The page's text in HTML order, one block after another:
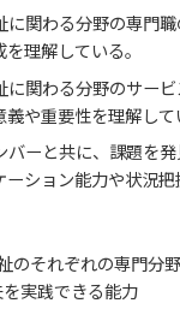
・ポリシー（
ム・ポリシー（
・医療福祉・医
養）
ポリシー（2020
ポリシー（2016
ポリシー（2015
ロマ・ポリシー
ッセージ
ジ
シティ・アイデン
画等について
いて
証評価
の設置認可・届
研修棟
ス
ー
ターでの教育活
育センター
金制度
いて
について（オプ
験講座
験講座 過去の開
動
度
＆
ン
研修
ント
祉教育研修セ
Language
EN（英語）
に関わる分野の専門
理解している。
に関わる分野のサー
や重要性を理解して
バーと共に、課題を
ション能力や状況
のそれぞれの専門分
実践できる能力
・ポリシー（2015
・ポリシー（大学
ロマ・ポリシー（
ロマ・ポリシー
ご案内
ついて
自己点検・評価
業療法士教員資
科 自己点検・評
支援新制度
ケート結果
のお知らせ
のメッセージ
について
ーニングセンター
携化について
ークの概要
モンズ